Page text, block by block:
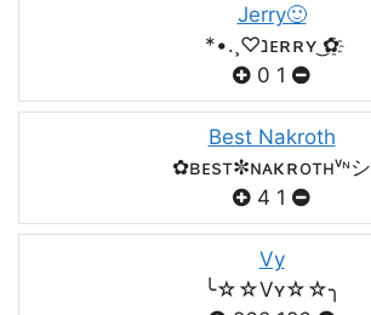
Jerry🙂
*•.¸♡נᴇʀʀʏ ͜✿҈
0 1
Best Nakroth
✿ʙᴇsт✼ɴᴀκʀoтнᵛᶰシ
4 1
Vy
╰☆☆Vʏ☆☆╮